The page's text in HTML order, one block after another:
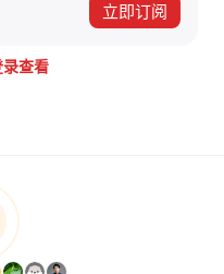
立即订阅
录查看